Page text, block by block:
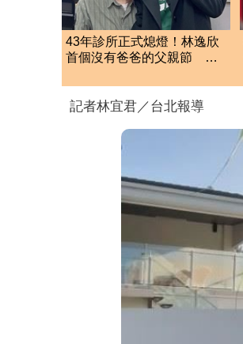
43年診所正式熄燈！林逸欣
首個沒有爸爸的父親節 門
記者林宜君／台北報導